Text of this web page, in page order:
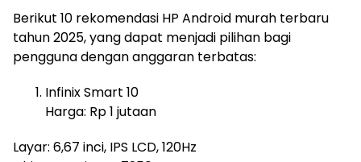
Berikut 10 rekomendasi HP Android murah terbaru
tahun 2025, yang dapat menjadi pilihan bagi
pengguna dengan anggaran terbatas:
Infinix Smart 10
Harga: Rp 1 jutaan
Layar: 6,67 inci, IPS LCD, 120Hz